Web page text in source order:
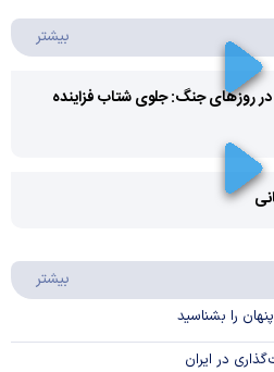
بیشتر
Play
Video
روزهای جنگ: جلوی شتاب فزاینده
Video
بیشتر
در ایران